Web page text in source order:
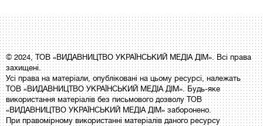
© 2024, ТОВ «ВИДАВНИЦТВО УКРАЇНСЬКИЙ МЕДІА ДІМ». Всі права
захищені.
Усі права на матеріали, опубліковані на цьому ресурсі, належать
ТОВ «ВИДАВНИЦТВО УКРАЇНСЬКИЙ МЕДІА ДІМ». Будь-яке
використання матеріалів без письмового дозволу ТОВ
«ВИДАВНИЦТВО УКРАЇНСЬКИЙ МЕДІА ДІМ» заборонено.
При правомірному використанні матеріалів даного ресурсу